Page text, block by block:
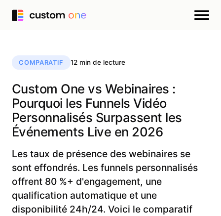
COMPARATIF 12 min de lecture
Custom One vs Webinaires :
Pourquoi les Funnels Vidéo
Personnalisés Surpassent les
Événements Live en 2026
Les taux de présence des webinaires se
sont effondrés. Les funnels personnalisés
offrent 80 %+ d'engagement, une
qualification automatique et une
disponibilité 24h/24. Voici le comparatif